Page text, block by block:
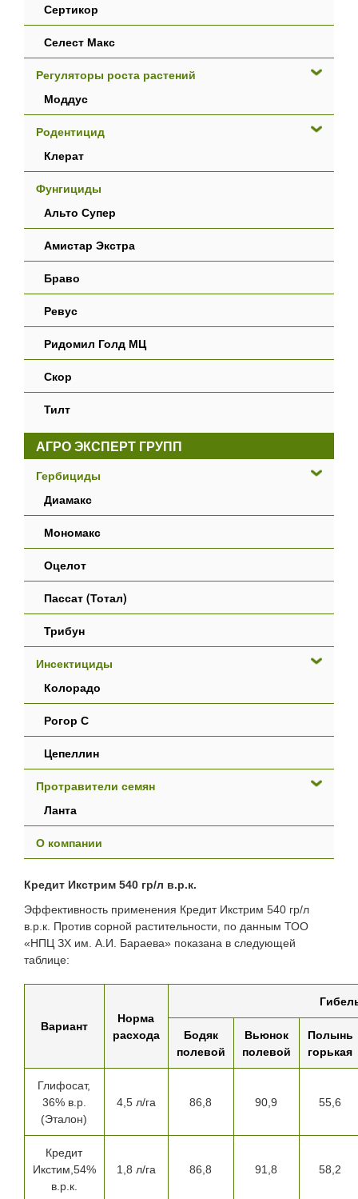
Сертикор
Селест Макс
Регуляторы роста растений
Моддус
Родентицид
Клерат
Фунгициды
Альто Супер
Амистар Экстра
Браво
Ревус
Ридомил Голд МЦ
Скор
Тилт
АГРО ЭКСПЕРТ ГРУПП
Гербициды
Диамакс
Мономакс
Оцелот
Пассат (Тотал)
Трибун
Инсектициды
Колорадо
Рогор С
Цепеллин
Протравители семян
Ланта
О компании
Кредит Икстрим 540 гр/л в.р.к.
Эффективность применения Кредит Икстрим 540 гр/л
в.р.к. Против сорной растительности, по данным ТОО
«НПЦ ЗХ им. А.И. Бараева» показана в следующей
таблице:
Вариант
Норма
расхода
Бодяк
полевой
Вьюнок
полевой
Полынь
горькая
Глифосат,
36% в.р.
(Эталон)
4,5 л/га 86,8 90,9 55,6
Кредит
Икстим,54%
в.р.к.
1,8 л/га 86,8 91,8 58,2